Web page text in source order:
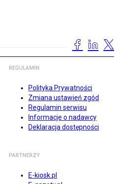
REGULAMIN
Polityka Prywatności
Zmiana ustawień zgód
Regulamin serwisu
Informacje o nadawcy
Deklaracja dostępności
PARTNERZY
E-kiosk.pl